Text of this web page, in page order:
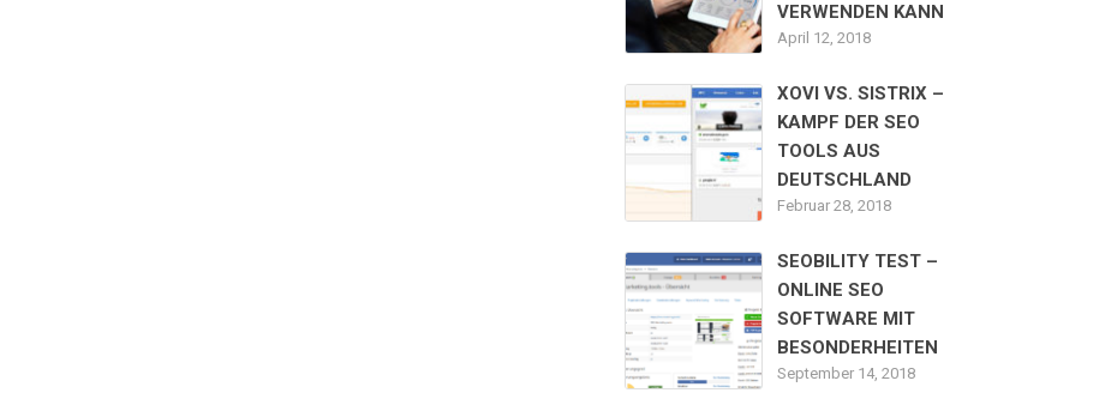
VERWENDEN KANN
April 12, 2018
XOVI VS. SISTRIX –
KAMPF DER SEO
TOOLS AUS
DEUTSCHLAND
Februar 28, 2018
SEOBILITY TEST –
ONLINE SEO
SOFTWARE MIT
BESONDERHEITEN
September 14, 2018